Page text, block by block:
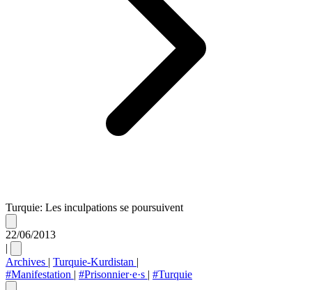
Turquie: Les inculpations se poursuivent
22/06/2013
|
Archives | Turquie-Kurdistan |
#Manifestation | #Prisonnier·e·s | #Turquie